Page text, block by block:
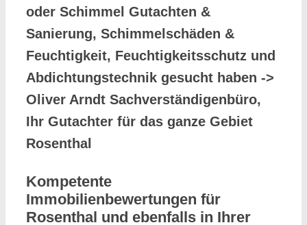
oder Schimmel Gutachten &
Sanierung, Schimmelschäden &
Feuchtigkeit, Feuchtigkeitsschutz und
Abdichtungstechnik gesucht haben ->
Oliver Arndt Sachverständigenbüro,
Ihr Gutachter für das ganze Gebiet
Rosenthal
Kompetente
Immobilienbewertungen für
Rosenthal und ebenfalls in Ihrer